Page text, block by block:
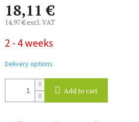
18,11 €
14,97 € excl. VAT
price:
2 - 4 weeks
Delivery options
Add to cart